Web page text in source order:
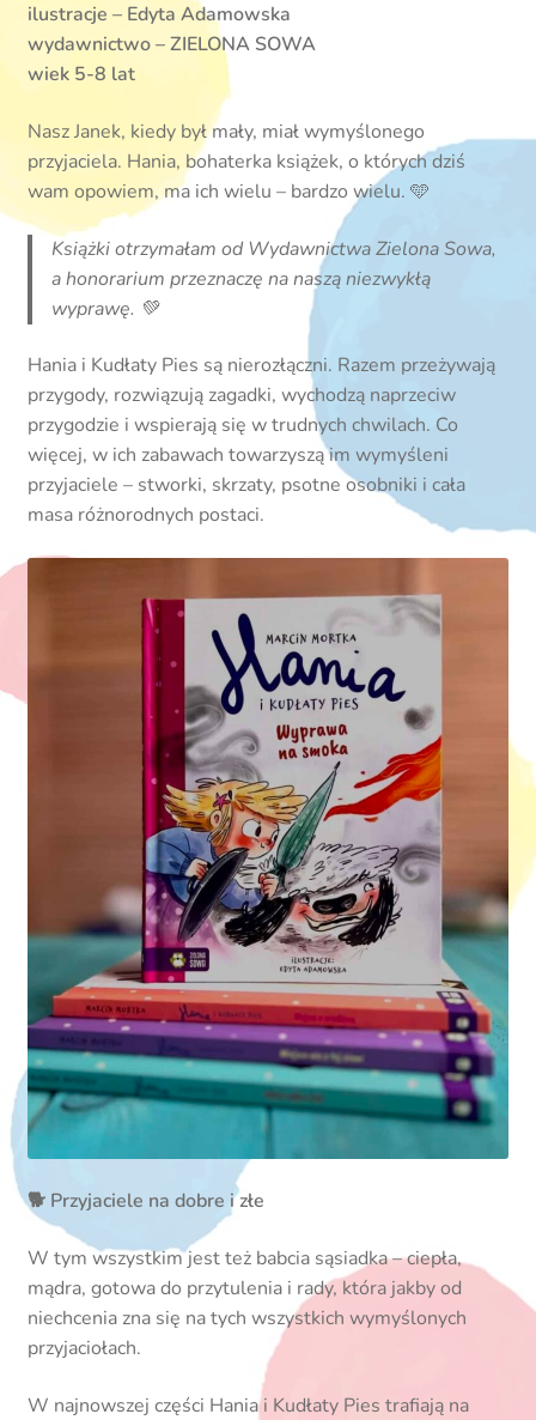
ilustracje – Edyta Adamowska
wydawnictwo – ZIELONA SOWA
wiek 5-8 lat
Nasz Janek, kiedy był mały, miał wymyślonego
przyjaciela. Hania, bohaterka książek, o których dziś
wam opowiem, ma ich wielu – bardzo wielu. 🩵
Książki otrzymałam od Wydawnictwa Zielona Sowa,
a honorarium przeznaczę na naszą niezwykłą
wyprawę. 💚
Hania i Kudłaty Pies są nierozłączni. Razem przeżywają
przygody, rozwiązują zagadki, wychodzą naprzeciw
przygodzie i wspierają się w trudnych chwilach. Co
więcej, w ich zabawach towarzyszą im wymyśleni
przyjaciele – stworki, skrzaty, psotne osobniki i cała
masa różnorodnych postaci.
🐕 Przyjaciele na dobre i złe
W tym wszystkim jest też babcia sąsiadka – ciepła,
mądra, gotowa do przytulenia i rady, która jakby od
niechcenia zna się na tych wszystkich wymyślonych
przyjaciołach.
W najnowszej części Hania i Kudłaty Pies trafiają na